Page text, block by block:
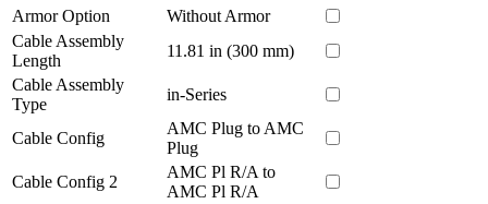
Armor Option
Without Armor
Cable Assembly
Length
11.81 in (300 mm)
Cable Assembly
Type
in-Series
Cable Config
AMC Plug to AMC
Plug
Cable Config 2
AMC Pl R/A to
AMC Pl R/A